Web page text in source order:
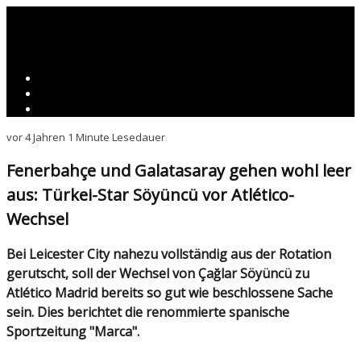
vor 4 Jahren 1 Minute Lesedauer
Fenerbahçe und Galatasaray gehen wohl leer
aus: Türkei-Star Söyüncü vor Atlético-
Wechsel
Bei Leicester City nahezu vollständig aus der Rotation
gerutscht, soll der Wechsel von Çağlar Söyüncü zu
Atlético Madrid bereits so gut wie beschlossene Sache
sein. Dies berichtet die renommierte spanische
Sportzeitung "Marca".